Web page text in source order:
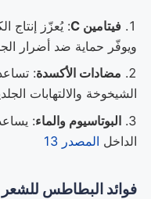
فيتامين C
: يُعزّز إنتاج
ويوفّر حماية ضد أضرار
مضادات الأكسدة:
الشيخوخة والالتهابات
البوتاسيوم والماء:
الداخل المصدر 13
فوائد البطاطس للشعر